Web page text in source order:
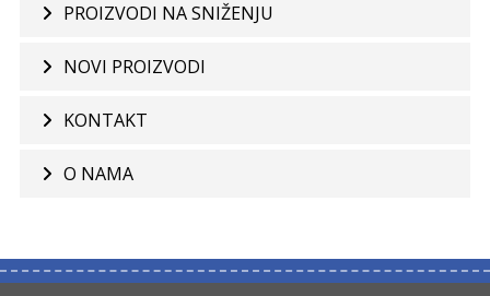
PROIZVODI NA SNIŽENJU
NOVI PROIZVODI
KONTAKT
O NAMA